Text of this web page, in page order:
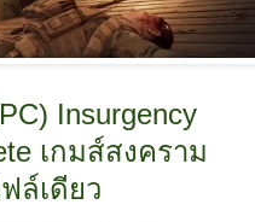
Insurgency
เกมส์สงคราม
ล์เดียว